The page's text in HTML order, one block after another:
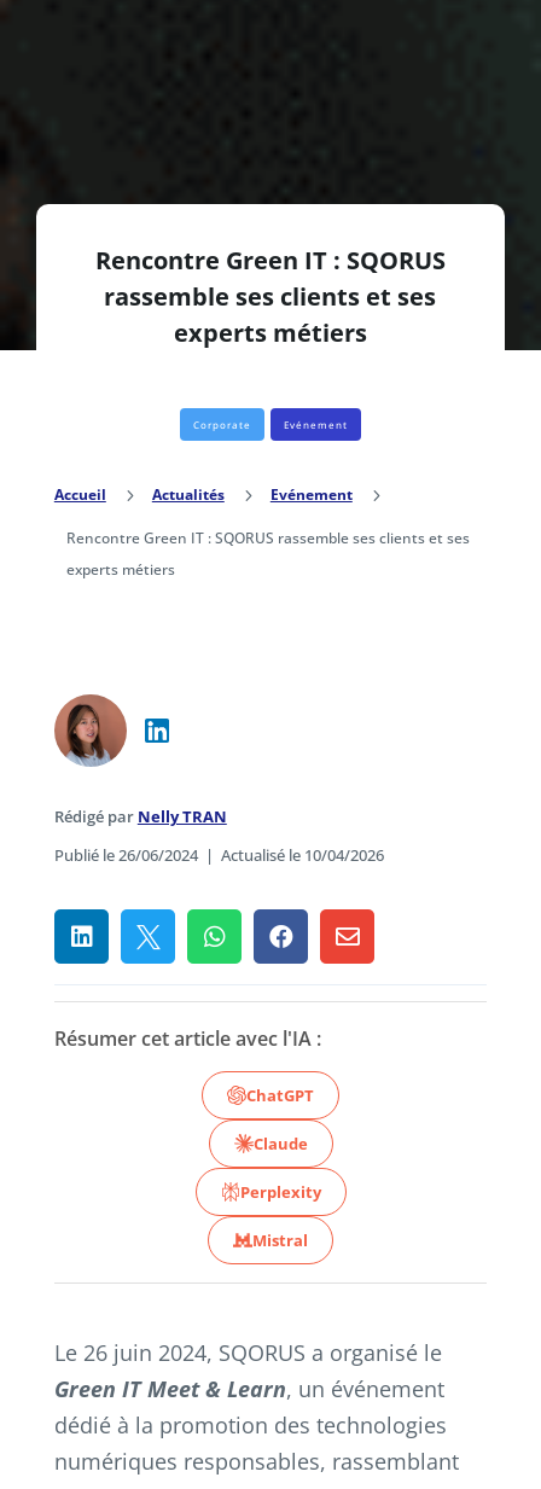
Rencontre Green IT : SQORUS
rassemble ses clients et ses
experts métiers
Corporate Evénement
Accueil 5 Actualités 5 Evénement 5
Rencontre Green IT : SQORUS rassemble ses clients et ses
experts métiers
Rédigé par Nelly TRAN
Publié le 26/06/2024| Actualisé le 10/04/2026
    
Résumer cet article avec l'IA :
ChatGPT
Claude
Perplexity
Mistral
Le 26 juin 2024, SQORUS a organisé le
Green IT Meet & Learn, un événement
dédié à la promotion des technologies
numériques responsables, rassemblant